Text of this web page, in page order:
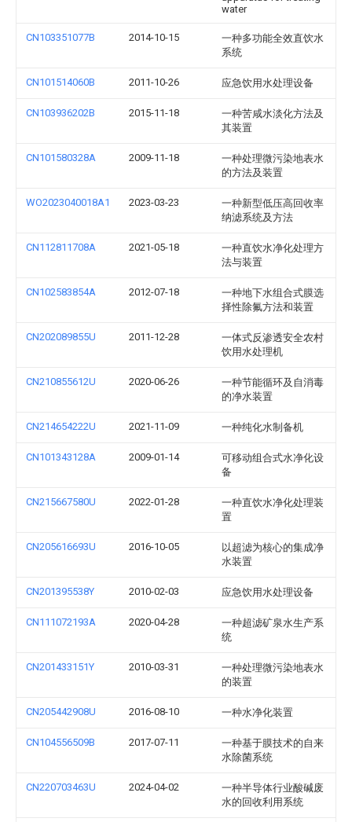
water
CN103351077B 2014-10-15
一种多功能全效直饮水
系统
CN101514060B 2011-10-26 应急饮用水处理设备
CN103936202B 2015-11-18
一种苦咸水淡化方法及
其装置
CN101580328A 2009-11-18
一种处理微污染地表水
的方法及装置
WO2023040018A1 2023-03-23
一种新型低压高回收率
纳滤系统及方法
CN112811708A 2021-05-18
一种直饮水净化处理方
法与装置
CN102583854A 2012-07-18
一种地下水组合式膜选
择性除氟方法和装置
CN202089855U 2011-12-28
一体式反渗透安全农村
饮用水处理机
CN210855612U 2020-06-26
一种节能循环及自消毒
的净水装置
CN214654222U 2021-11-09 一种纯化水制备机
CN101343128A 2009-01-14
可移动组合式水净化设
备
CN215667580U 2022-01-28
一种直饮水净化处理装
置
CN205616693U 2016-10-05
以超滤为核心的集成净
水装置
CN201395538Y 2010-02-03 应急饮用水处理设备
CN111072193A 2020-04-28
一种超滤矿泉水生产系
统
CN201433151Y 2010-03-31
一种处理微污染地表水
的装置
CN205442908U 2016-08-10 一种水净化装置
CN104556509B 2017-07-11
一种基于膜技术的自来
水除菌系统
CN220703463U 2024-04-02
一种半导体行业酸碱废
水的回收利用系统